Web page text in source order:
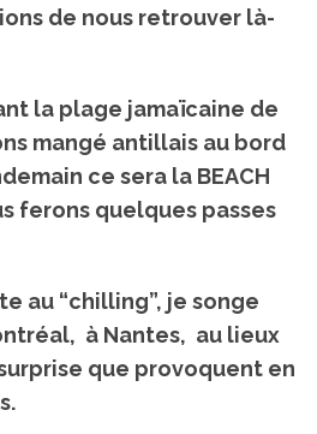
de nous retrouver là-
la plage jamaïcaine de
mangé antillais au bord
ce sera la BEACH
ferons quelques passes
au “chilling”, je songe
à Nantes, au lieux
que provoquent en